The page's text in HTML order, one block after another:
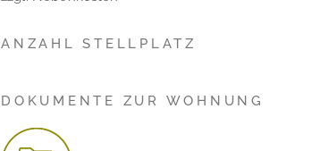
ANZAHL STELLPLATZ
DOKUMENTE ZUR WOHNUNG